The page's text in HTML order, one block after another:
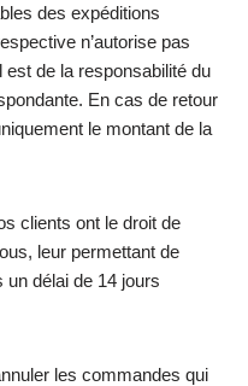
des expéditions
n’autorise pas
est de la responsabilité du
En cas de retour
le montant de la
clients ont le droit de
leur permettant de
délai de 14 jours
les commandes qui